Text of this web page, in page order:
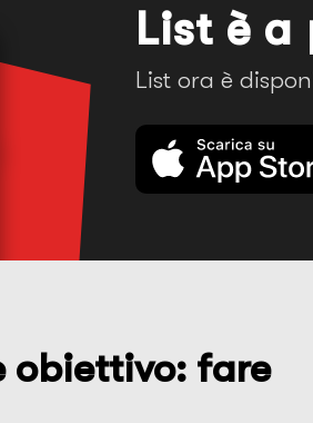
List è
List ora è
obiettivo: fare